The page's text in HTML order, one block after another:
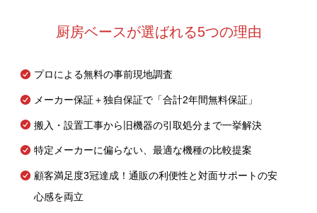
厨房ベースが選ばれる5つの理由
プロによる無料の事前現地調査
メーカー保証＋独自保証で「合計2年間無料保証」
搬入・設置工事から旧機器の引取処分まで一挙解決
特定メーカーに偏らない、最適な機種の比較提案
顧客満足度3冠達成！通販の利便性と対面サポートの安
心感を両立